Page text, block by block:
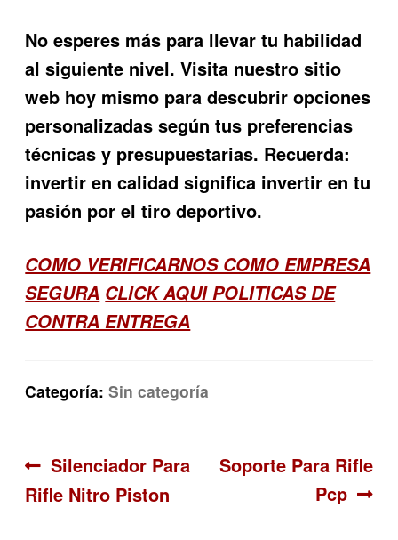
No esperes más para llevar tu habilidad
al siguiente nivel. Visita nuestro sitio
web hoy mismo para descubrir opciones
personalizadas según tus preferencias
técnicas y presupuestarias. Recuerda:
invertir en calidad significa invertir en tu
pasión por el tiro deportivo.
COMO VERIFICARNOS COMO EMPRESA
SEGURA CLICK AQUI POLITICAS DE
CONTRA ENTREGA
Categoría:Sin categoría
Navegación
de
Anterior:
Silenciador Para
Rifle Nitro Piston
Siguiente:
Soporte Para Rifle
Pcp